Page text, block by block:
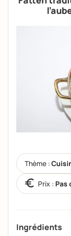
Thème :
Prix : Pas
Ingrédients